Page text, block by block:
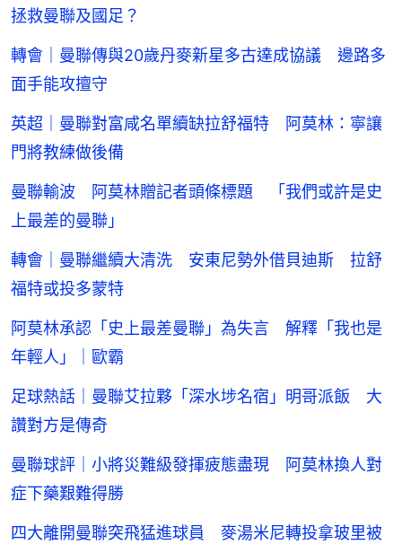
拯救曼聯及國足？
轉會｜曼聯傳與20歲丹麥新星多古達成協議 邊路多
面手能攻擅守
英超｜曼聯對富咸名單續缺拉舒福特 阿莫林：寧讓
門將教練做後備
曼聯輸波 阿莫林贈記者頭條標題 「我們或許是史
上最差的曼聯」
轉會｜曼聯繼續大清洗 安東尼勢外借貝迪斯 拉舒
福特或投多蒙特
阿莫林承認「史上最差曼聯」為失言 解釋「我也是
年輕人」｜歐霸
足球熱話｜曼聯艾拉夥「深水埗名宿」明哥派飯 大
讚對方是傳奇
曼聯球評｜小將災難級發揮疲態盡現 阿莫林換人對
症下藥艱難得勝
四大離開曼聯突飛猛進球員 麥湯米尼轉投拿玻里被